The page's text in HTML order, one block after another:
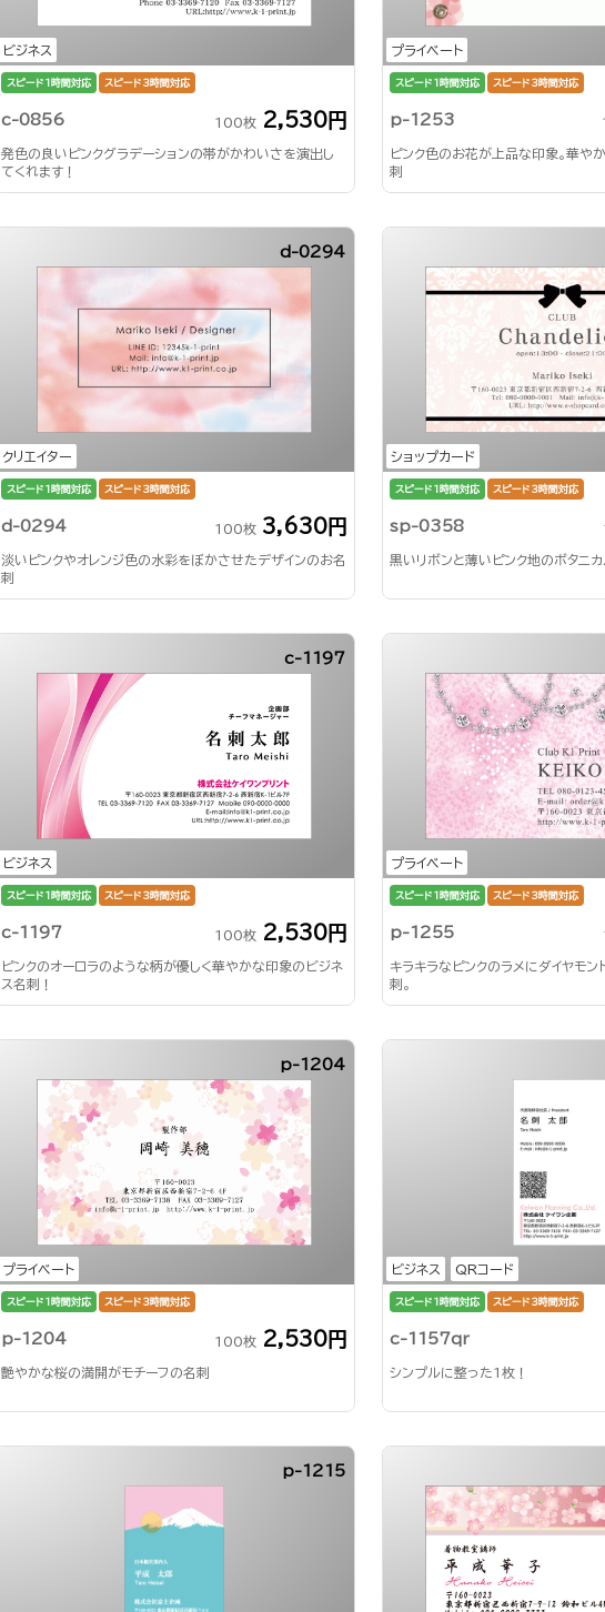
ビジネス
スピード1時間対応 スピード3時間対応
c-0856 100枚 2,530円
発色の良いピンクグラデーションの帯がかわいさを演出し
てくれます！
プライベート
スピード1時間対応 スピード3時間対応
p-1253
ピンク色のお花が上品な印象。華や
刺
クリエイター
d-0294
スピード1時間対応 スピード3時間対応
d-0294 100枚 3,630円
淡いピンクやオレンジ色の水彩をぼかさせたデザインのお名
刺
ショップカード
スピード1時間対応 スピード3時間対応
sp-0358
黒いリボンと薄いピンク地のボタニカ
ビジネス
c-1197
スピード1時間対応 スピード3時間対応
c-1197 100枚 2,530円
ピンクのオーロラのような柄が優しく華やかな印象のビジネ
ス名刺！
プライベート
スピード1時間対応 スピード3時間対応
p-1255
キラキラなピンクのラメにダイヤモン
刺。
プライベート
p-1204
スピード1時間対応 スピード3時間対応
p-1204 100枚 2,530円
艶やかな桜の満開がモチーフの名刺
ビジネス QRコード
スピード1時間対応 スピード3時間対応
c-1157qr
シンプルに整った1枚！
p-1215